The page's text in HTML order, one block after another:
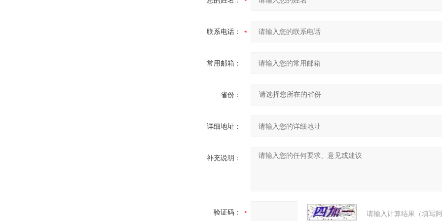
联系电话：
常用邮箱：
省份：
详细地址：
补充说明：
验证码： 请输入计算结果（填写